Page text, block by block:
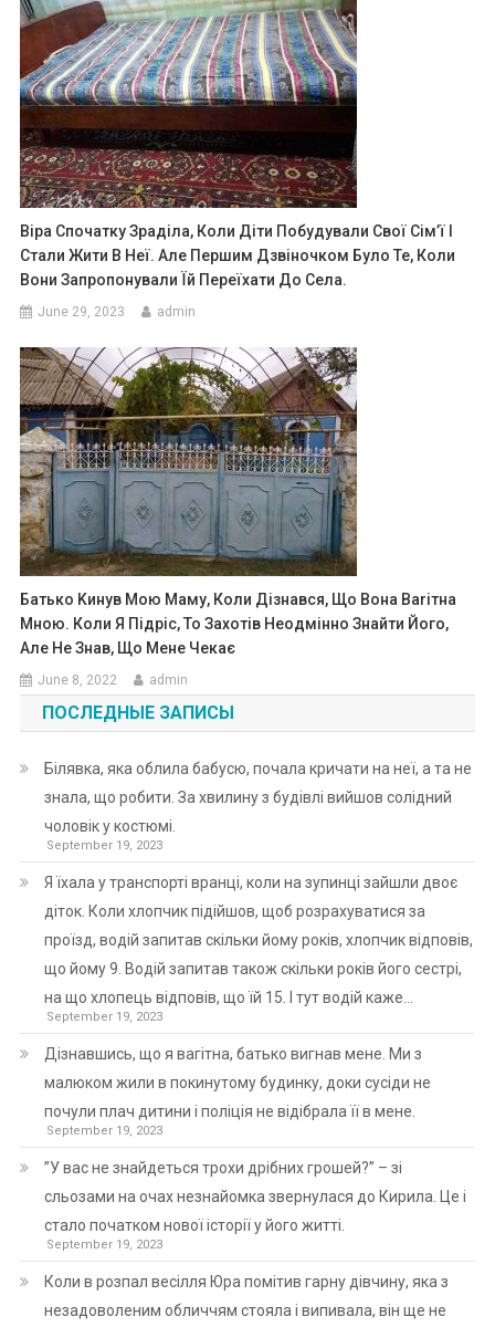
Віра Спочатку Зраділа, Коли Діти Побудували Свої Сім’ї І
Стали Жити В Неї. Але Першим Дзвіночком Було Те, Коли
Вони Запропонували Їй Переїхати До Села.
June 29, 2023 admin
Батько Kинув Мою Маму, Коли Дізнався, Що Вона Ваrітна
Мною. Коли Я Підріс, То Захотів Неодмінно Знайти Його,
Але Не Знав, Що Мене Чекає
June 8, 2022 admin
ПОСЛЕДНЫЕ ЗАПИСЫ
Білявка, яка облила бабусю, почала кричати на неї, а та не
знала, що робити. За хвилину з будівлі вийшов солідний
чоловік у костюмі.
September 19, 2023
Я їхала у транспорті вранці, коли на зупинці зайшли двоє
діток. Коли хлопчик підійшов, щоб розрахуватися за
проїзд, водій запитав скільки йому років, хлопчик відповів,
що йому 9. Водій запитав також скільки років його сестрі,
на що хлопець відповів, що їй 15. І тут водій каже…
September 19, 2023
Дізнавшись, що я вагітна, батько вигнав мене. Ми з
малюком жили в покинутому будинку, доки сусіди не
почули плач дитини і поліція не відібрала її в мене.
September 19, 2023
”У вас не знайдеться трохи дрібних грошей?” – зі
сльозами на очах незнайомка звернулася до Кирила. Це і
стало початком нової історії у його житті.
September 19, 2023
Коли в розпал весілля Юра помітив гарну дівчину, яка з
незадоволеним обличчям стояла і випивала, він ще не